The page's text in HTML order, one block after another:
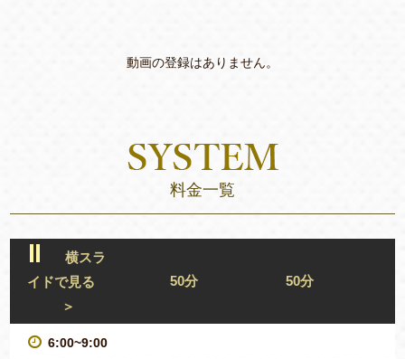
動画の登録はありません。
料金一覧
横スラ
イドで見る
＞
50分 50分
6:00~9:00